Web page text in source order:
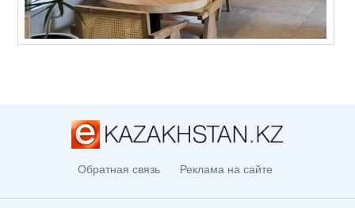
Обратная связь Реклама на сайте